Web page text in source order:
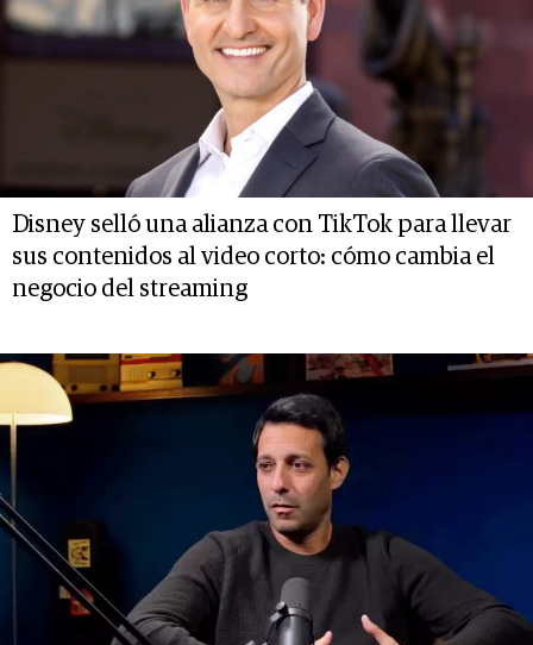
Disney selló una alianza con TikTok para llevar
sus contenidos al video corto: cómo cambia el
negocio del streaming